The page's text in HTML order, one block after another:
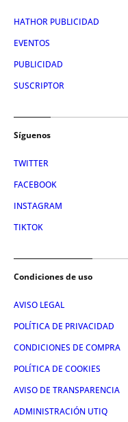
HATHOR PUBLICIDAD
EVENTOS
PUBLICIDAD
SUSCRIPTOR
Síguenos
TWITTER
FACEBOOK
INSTAGRAM
TIKTOK
Condiciones de uso
AVISO LEGAL
POLÍTICA DE PRIVACIDAD
CONDICIONES DE COMPRA
POLÍTICA DE COOKIES
AVISO DE TRANSPARENCIA
ADMINISTRACIÓN UTIQ